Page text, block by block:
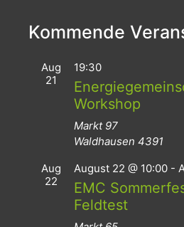
Kommende
Aug
21
19:30
Workshop
Markt 97
Waldhausen 4391
Aug
22
August 22 @ 10:00 -
EMC
Feldtest